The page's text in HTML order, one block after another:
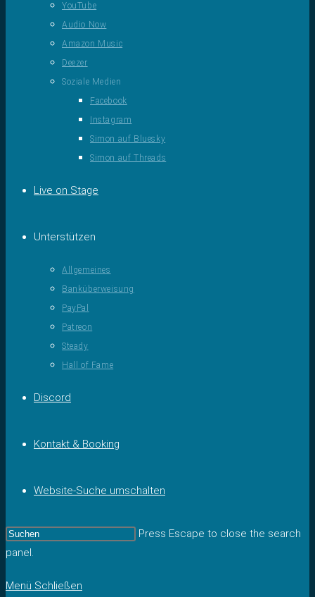
YouTube
Audio Now
Amazon Music
Deezer
Soziale Medien
Facebook
Instagram
Simon auf Bluesky
Simon auf Threads
Live on Stage
Unterstützen
Allgemeines
Banküberweisung
PayPal
Patreon
Steady
Hall of Fame
Discord
Kontakt & Booking
Website-Suche umschalten
Press Escape to close the search
panel.
Menü Schließen